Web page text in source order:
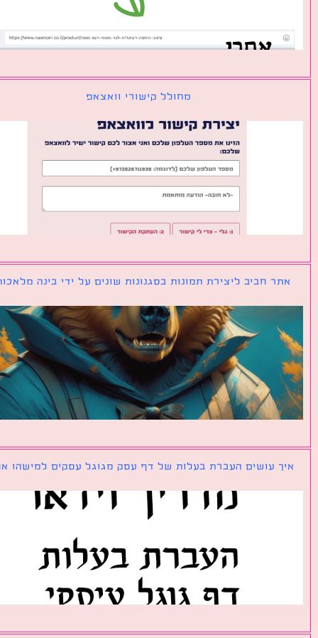
מחולל קישורי וואצאפ
חביב ליצירת תמונות בסגנונות שונים על ידי בינה מלאכותית
עושים העברת בעלות של דף עסק מגוגל עסקים למישהו אחר?